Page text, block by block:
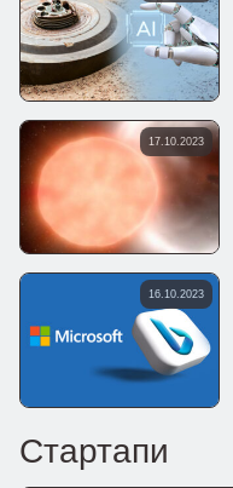
17.10.2023
16.10.2023
Стартапи